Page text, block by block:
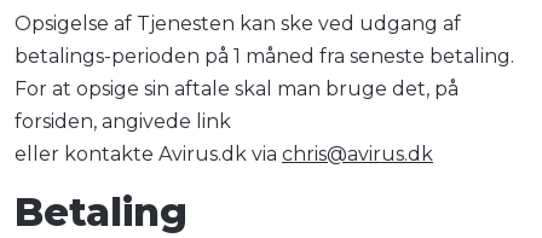
Opsigelse af Tjenesten kan ske ved udgang af
betalings-perioden på 1 måned fra seneste betaling.
For at opsige sin aftale skal man bruge det, på
forsiden, angivede link
eller kontakte Avirus.dk via chris@avirus.dk
Betaling